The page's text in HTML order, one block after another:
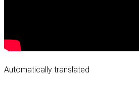
Automatically translated